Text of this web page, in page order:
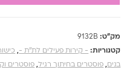
מק"ט: 9132B
קטגוריות: - קירות פעילים לת''ת -,
בנים, פוסטרים בחיתוך רגיל, פוסטרים